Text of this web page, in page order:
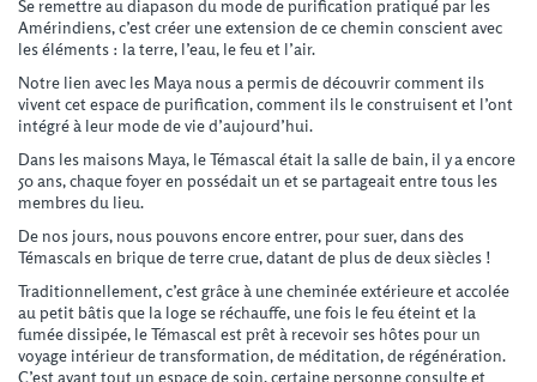
Se remettre au diapason du mode de purification pratiqué par les
Amérindiens, c’est créer une extension de ce chemin conscient avec
les éléments : la terre, l’eau, le feu et l’air.
Notre lien avec les Maya nous a permis de découvrir comment ils
vivent cet espace de purification, comment ils le construisent et l’ont
intégré à leur mode de vie d’aujourd’hui.
Dans les maisons Maya, le Témascal était la salle de bain, il y a encore
50 ans, chaque foyer en possédait un et se partageait entre tous les
membres du lieu.
De nos jours, nous pouvons encore entrer, pour suer, dans des
Témascals en brique de terre crue, datant de plus de deux siècles !
Traditionnellement, c’est grâce à une cheminée extérieure et accolée
au petit bâtis que la loge se réchauffe, une fois le feu éteint et la
fumée dissipée, le Témascal est prêt à recevoir ses hôtes pour un
voyage intérieur de transformation, de méditation, de régénération.
C’est avant tout un espace de soin, certaine personne consulte et